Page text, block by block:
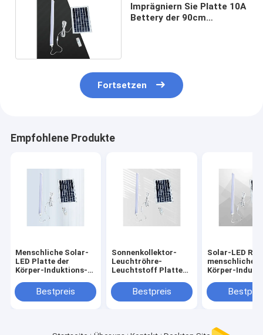
Imprägniern Sie Platte 10A
Bettery der 90cm
Fortsetzen
Empfohlene Produkte
Menschliche Solar-
LED Platte der
Körper-Induktions-
Leuchtröhre-10w 6v
im Freien
Bestpreis
Sonnenkollektor-
Leuchtröhre-
Leuchtstoff Platte
120cmBestpreis
Solar-LED
menschlicher
Körper-
des Hof-30cm